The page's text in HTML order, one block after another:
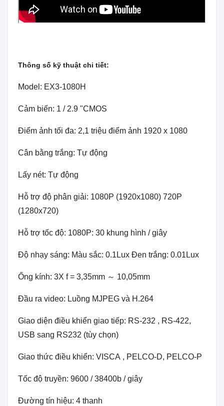
Thông số kỹ thuật chi tiết:
Model: EX3-1080H
Cảm biến: 1 / 2.9 "CMOS
Điểm ảnh tối đa: 2,1 triệu điểm ảnh 1920 x 1080
Cân bằng trắng: Tự động
Lấy nét: Tự động
Hỗ trợ độ phân giải: 1080P (1920x1080) 720P
(1280x720)
Hỗ trợ tốc độ: 1080P: 30 khung hình / giây
Độ nhạy sáng: Màu sắc: 0.1Lux Đen trắng: 0.01Lux
Ống kính: 3X f = 3,35mm ～ 10,05mm
Đầu ra video: Luồng MJPEG và H.264
Giao diện điều khiển giao tiếp: RS-232 , RS-422,
USB sang RS232 (tùy chọn)
Giao thức điều khiển: VISCA , PELCO-D, PELCO-P
Tốc độ truyền: 9600 / 38400b / giây
Đường tín hiệu: 4 thanh